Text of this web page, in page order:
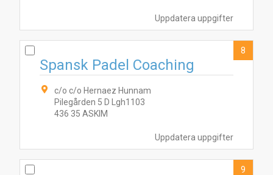
Uppdatera uppgifter
Uppdatera uppgifter
Spansk Padel Coaching
c/o c/o Hernaez Hunnam
Pilegården 5 D Lgh1103
436 35 ASKIM
8
9